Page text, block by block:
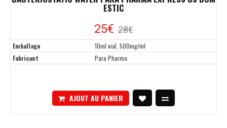
ESTIC
25€ 28€
Emballage
10ml vial, 500mg/ml
Fabricant
Para Pharma
AJOUT AU PANIER